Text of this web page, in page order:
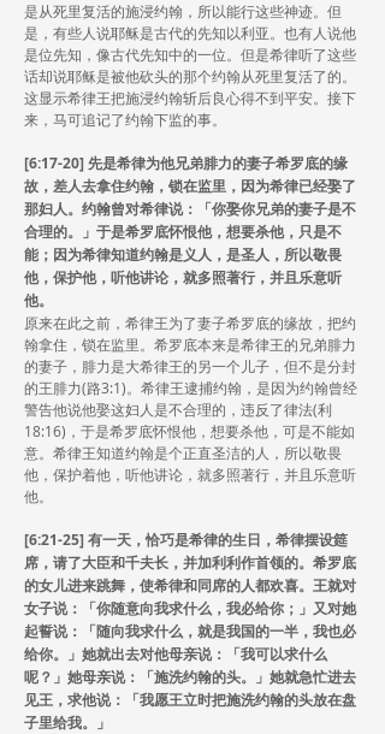
是从死里复活的施浸约翰，所以能行这些神迹。但
是，有些人说耶稣是古代的先知以利亚。也有人说他
是位先知，像古代先知中的一位。但是希律听了这些
话却说耶稣是被他砍头的那个约翰从死里复活了的。
这显示希律王把施浸约翰斩后良心得不到平安。接下
来，马可追记了约翰下监的事。
[6:17-20] 先是希律为他兄弟腓力的妻子希罗底的缘
故，差人去拿住约翰，锁在监里，因为希律已经娶了
那妇人。约翰曾对希律说：「你娶你兄弟的妻子是不
合理的。」于是希罗底怀恨他，想要杀他，只是不
能；因为希律知道约翰是义人，是圣人，所以敬畏
他，保护他，听他讲论，就多照著行，并且乐意听
他。
原来在此之前，希律王为了妻子希罗底的缘故，把约
翰拿住，锁在监里。希罗底本来是希律王的兄弟腓力
的妻子，腓力是大希律王的另一个儿子，但不是分封
的王腓力(路3:1)。希律王逮捕约翰，是因为约翰曾经
警告他说他娶这妇人是不合理的，违反了律法(利
18:16)，于是希罗底怀恨他，想要杀他，可是不能如
意。希律王知道约翰是个正直圣洁的人，所以敬畏
他，保护着他，听他讲论，就多照著行，并且乐意听
他。
[6:21-25] 有一天，恰巧是希律的生日，希律摆设筵
席，请了大臣和千夫长，并加利利作首领的。希罗底
的女儿进来跳舞，使希律和同席的人都欢喜。王就对
女子说：「你随意向我求什么，我必给你；」又对她
起誓说：「随向我求什么，就是我国的一半，我也必
给你。」她就出去对他母亲说：「我可以求什么
呢？」她母亲说：「施洗约翰的头。」她就急忙进去
见王，求他说：「我愿王立时把施洗约翰的头放在盘
子里给我。」